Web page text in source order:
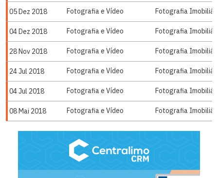
05 Dez 2018 Fotografia e Vídeo Fotografia
04 Dez 2018 Fotografia e Vídeo Fotografia
28 Nov 2018 Fotografia e Vídeo Fotografia
24 Jul 2018 Fotografia e Vídeo Fotografia
04 Jul 2018 Fotografia e Vídeo Fotografia
08 Mai 2018 Fotografia e Vídeo Fotografia